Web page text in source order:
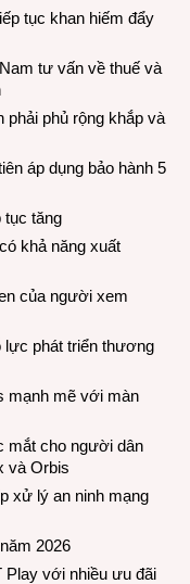
tục khan hiếm đẩy
tư vấn về thuế và
phải phủ rộng khắp và
áp dụng bảo hành 5
tục tăng
khả năng xuất
của người xem
lực phát triển thương
mạnh mẽ với màn
mắt cho người dân
và Orbis
xử lý an ninh mạng
2026
Play với nhiều ưu đãi